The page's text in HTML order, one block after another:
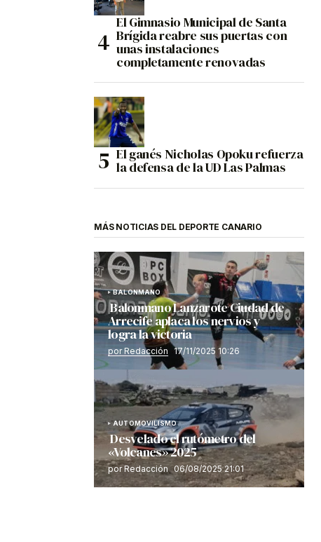
El Gimnasio Municipal de Santa
Brígida reabre sus puertas con
unas instalaciones
completamente renovadas
El ganés Nicholas Opoku refuerza
la defensa de la UD Las Palmas
MÁS NOTICIAS DEL DEPORTE CANARIO
BALONMANO
Balonmano Lanzarote Ciudad de
Arrecife aplaca los nervios y
logra la victoria
por Redacción 17/11/2025 10:26
AUTOMOVILISMO
Desvelado el rutómetro del
«Volcanes» 2025
por Redacción 06/08/2025 21:01